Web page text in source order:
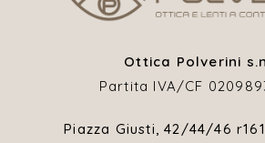
Ottica Polverini
Partita IVA/CF
Piazza Giusti, 42/44/46 r